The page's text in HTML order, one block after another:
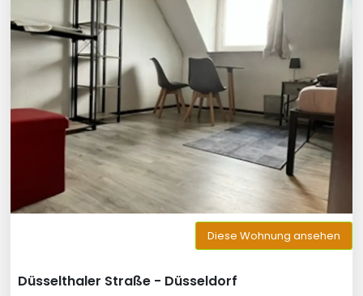
Diese Wohnung ansehen
Düsselthaler Straße - Düsseldorf